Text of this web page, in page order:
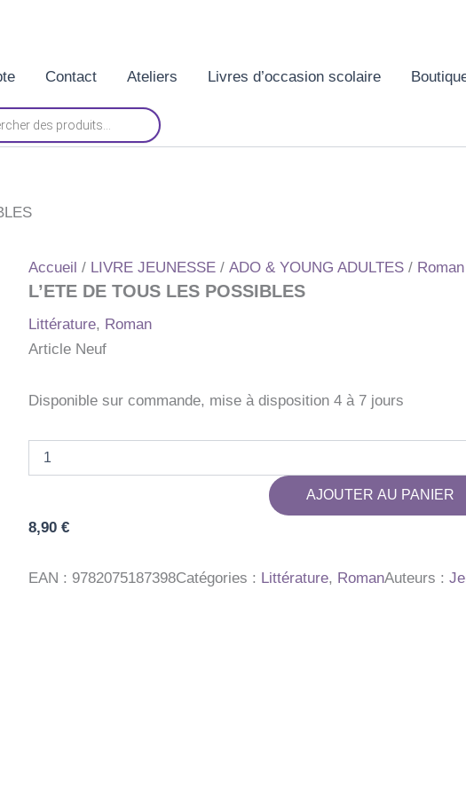
Contact Ateliers Livres d’occasion scolaire
Accueil / LIVRE JEUNESSE / ADO & YOUNG ADULTES / Roman
L’ETE DE TOUS LES POSSIBLES
Littérature, Roman
Article Neuf
Disponible sur commande, mise à disposition 4 à 7 jours
TOUS
LES
AJOUTER AU PANIER
8,90 €
EAN : 9782075187398Catégories : Littérature, RomanAuteurs :